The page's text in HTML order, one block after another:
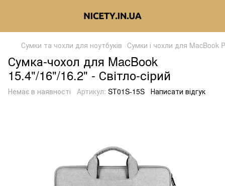
Сумки та чохли для ноутбуків Сумки і чохли для MacBook
Сумка-чохол для MacBook
15.4"/16"/16.2" - Світло-сірий
Немає в наявності Артикул: ST01S-15S Написати відгук